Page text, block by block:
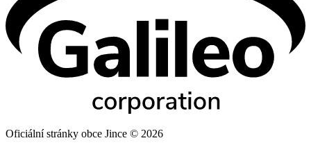
Oficiální stránky obce Jince © 2026